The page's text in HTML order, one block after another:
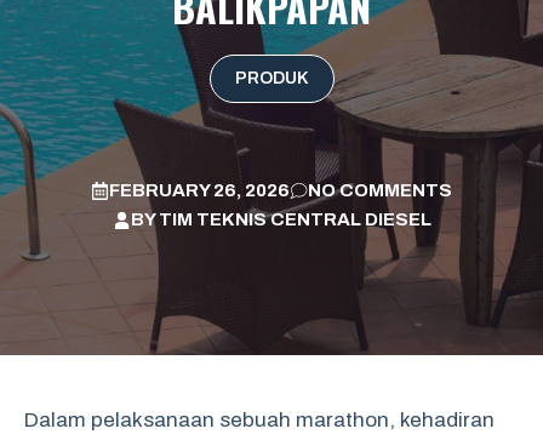
PRODUK
FEBRUARY 26, 2026
NO COMMENTS
BYTIM TEKNIS CENTRAL DIESEL
Dalam pelaksanaan sebuah marathon, kehadiran